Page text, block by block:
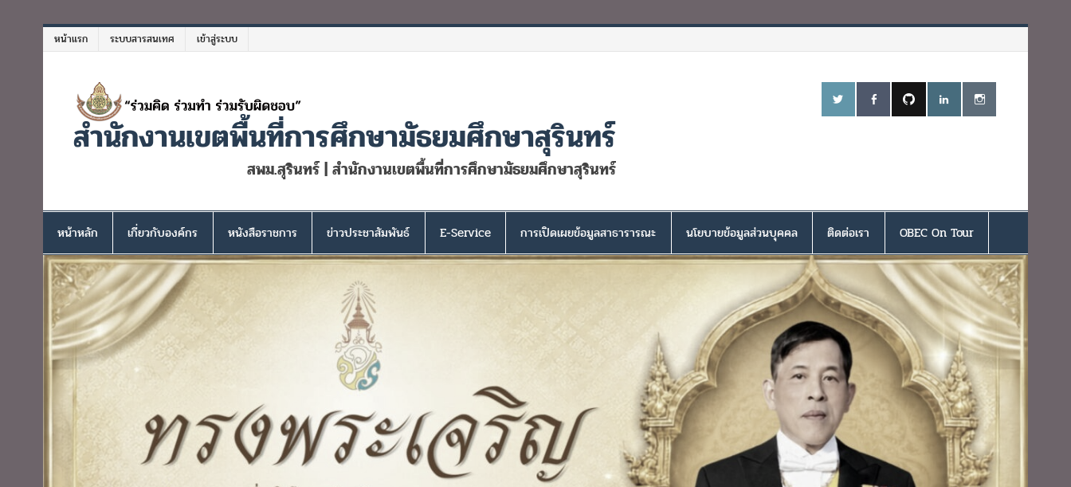
หน้าแรก ระบบสารสนเทศ เข้าสู่ระบบ
สำนักงานเขตพื้นที่การศึกษามัธยมศึกษาสุรินทร์
สพม.สุรินทร์ | สำนักงานเขตพื้นที่การศึกษามัธยมศึกษาสุรินทร์
หน้าหลัก เกี่ยวกับองค์กร หนังสือราชการ ข่าวประชาสัมพันธ์ E-Service การเปิดเผยข้อมูลสาธารารณะ นโยบายข้อมูลส่วนบุคคล ติดต่อเรา OBEC On Tour